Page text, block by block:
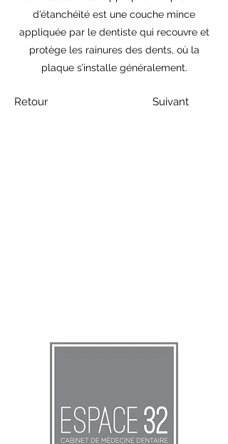
d’étanchéité est une couche mince
appliquée par le dentiste qui recouvre et
protège les rainures des dents, où la
plaque s’installe généralement.
Retour Suivant